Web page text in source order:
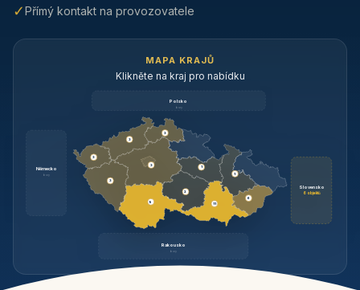
✓Přímý kontakt na provozovatele
MAPA KRAJŮ
Klikněte na kraj pro nabídku
Polsko
brzy
Německo
brzy
Slovensko
6 objektů
Rakousko
brzy
3
9
3
3
3
3
1
2
11
1
6